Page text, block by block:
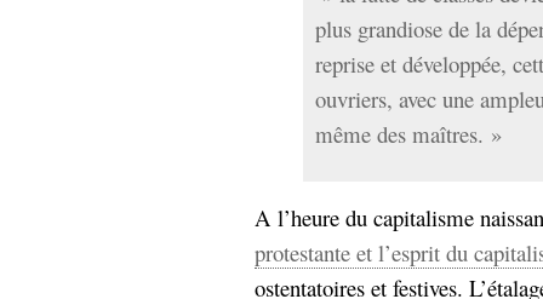
plus grandiose de la
reprise et développée,
ouvriers, avec une
même des maîtres. »
A l’heure du capitalisme
protestante et l’esprit du
ostentatoires et festives.